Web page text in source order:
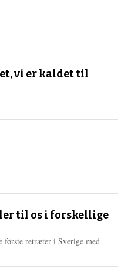
vi er kaldet til
til os i forskellige
første retræter i Sverige med